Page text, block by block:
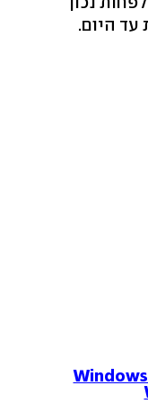
עד היום.